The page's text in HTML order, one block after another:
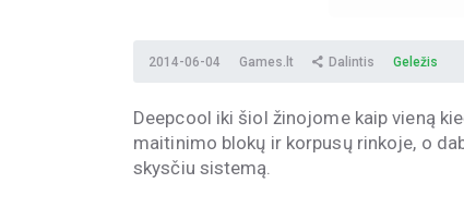
2014-06-04 Games.lt Dalintis Geležis
Deepcool iki šiol žinojome kaip vieną
maitinimo blokų ir korpusų rinkoje, o
skysčiu sistemą.